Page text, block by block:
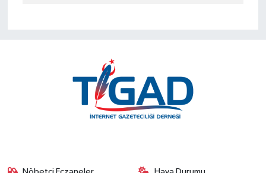
Nöbetçi Eczaneler Hava Durumu